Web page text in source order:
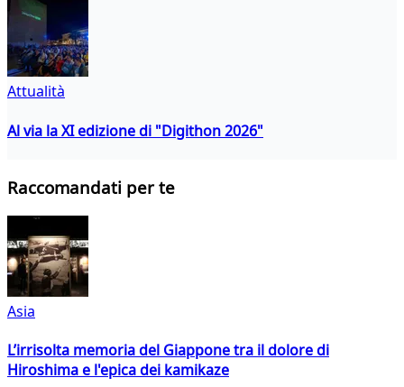
Attualità
Al via la XI edizione di "Digithon 2026"
Raccomandati per te
Asia
L’irrisolta memoria del Giappone tra il dolore di
Hiroshima e l'epica dei kamikaze